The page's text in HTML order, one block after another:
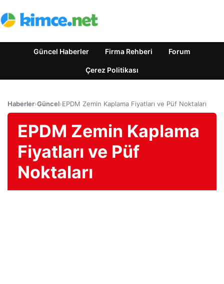
Güncel Haberler Firma Rehberi Forum
Çerez Politikası
Haberler›Güncel›EPDM Zemin Kaplama Fiyatları ve Püf Noktaları
EPDM Zemin Kaplama
Fiyatları ve Püf
Noktaları